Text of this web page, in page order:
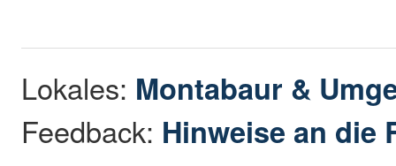
Lokales: Montabaur &
Feedback: Hinweise an die